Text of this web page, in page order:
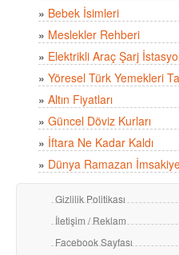
» Bebek İsimleri
» Meslekler Rehberi
» Elektrikli Araç Şarj
» Yöresel Türk Yemekleri
» Altın Fiyatları
» Güncel Döviz Kurları
» İftara Ne Kadar Kaldı
» Dünya Ramazan
Gizlilik Politikası
İletişim / Reklam
Facebook Sayfası